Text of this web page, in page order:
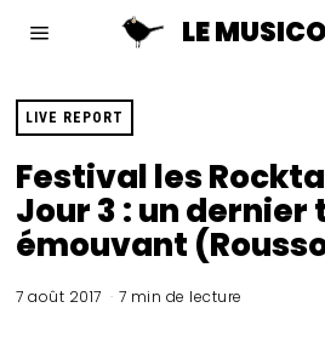
LE
LIVE REPORT
Festival les
Jour 3 : un dernier
émouvant
7 août 2017 7 min de lecture